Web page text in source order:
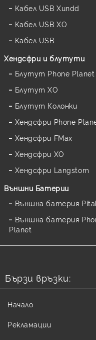
Кабел USB Xundd
Кабел USB XO
Кабел USB
Хендсфри и блутути
Блутут Phone Planet
Блутут XO
Блутут Колонки
Хендсфри Phone
Хендсфри FMax
Хендсфри XO
Хендсфри Langstom
Външни Батерии
Външна батерия
Външна батерия
Planet
Бързи връзки:
Начало
Рекламации